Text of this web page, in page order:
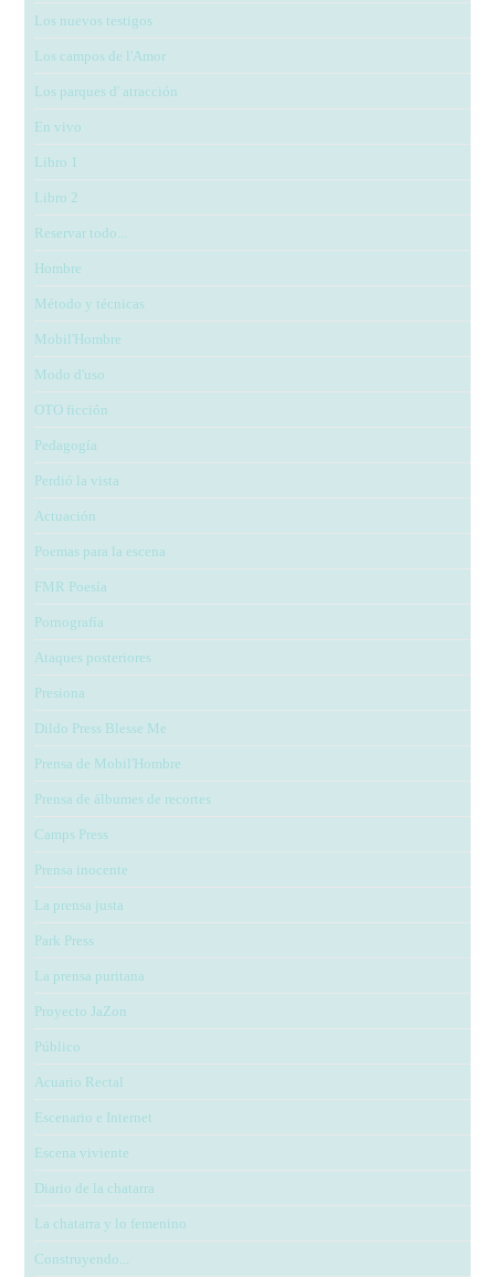
Los nuevos testigos
Los campos de l'Amor
Los parques d' atracción
En vivo
Libro 1
Libro 2
Reservar todo...
Hombre
Método y técnicas
Mobil'Hombre
Modo d'uso
OTO ficción
Pedagogía
Perdió la vista
Actuación
Poemas para la escena
FMR Poesía
Pornografía
Ataques posteriores
Presiona
Dildo Press Blesse Me
Prensa de Mobil'Hombre
Prensa de álbumes de recortes
Camps Press
Prensa inocente
La prensa justa
Park Press
La prensa puritana
Proyecto JaZon
Público
Acuario Rectal
Escenario e Internet
Escena viviente
Diario de la chatarra
La chatarra y lo femenino
Construyendo...